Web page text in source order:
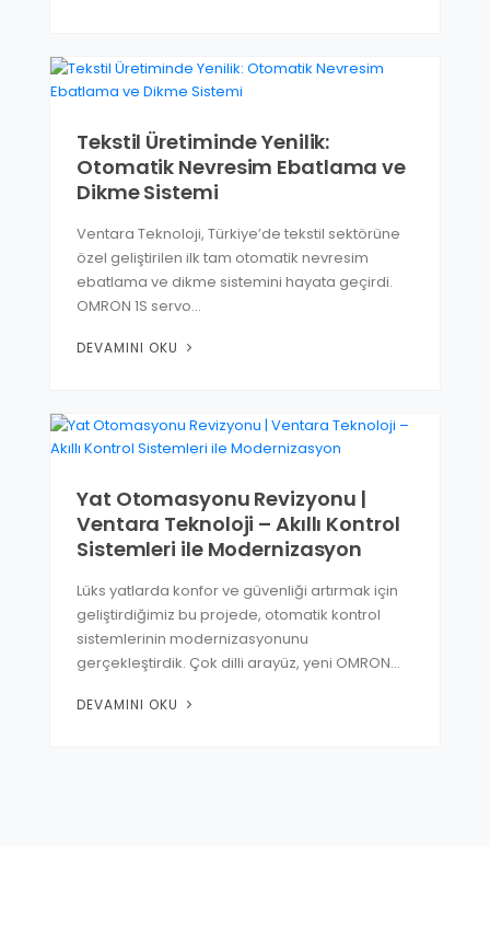
Tekstil Üretiminde Yenilik:
Otomatik Nevresim Ebatlama ve
Dikme Sistemi
Ventara Teknoloji, Türkiye’de tekstil sektörüne
özel geliştirilen ilk tam otomatik nevresim
ebatlama ve dikme sistemini hayata geçirdi.
OMRON 1S servo…
DEVAMINI OKU
Yat Otomasyonu Revizyonu |
Ventara Teknoloji – Akıllı Kontrol
Sistemleri ile Modernizasyon
Lüks yatlarda konfor ve güvenliği artırmak için
geliştirdiğimiz bu projede, otomatik kontrol
sistemlerinin modernizasyonunu
gerçekleştirdik. Çok dilli arayüz, yeni OMRON…
DEVAMINI OKU